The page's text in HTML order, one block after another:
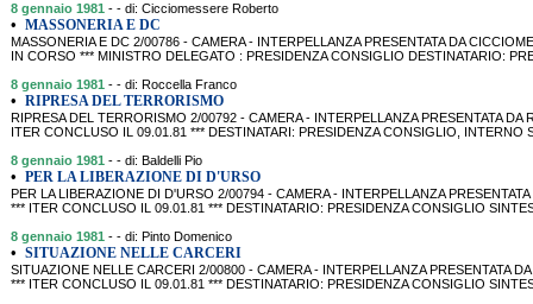
8 gennaio 1981 - - di: Cicciomessere Roberto
• MASSONERIA E DC
MASSONERIA E DC 2/00786 - CAMERA - INTERPELLANZA PRESENTATA DA
IN CORSO *** MINISTRO DELEGATO : PRESIDENZA CONSIGLIO DESTINATARIO:
8 gennaio 1981 - - di: Roccella Franco
• RIPRESA DEL TERRORISMO
RIPRESA DEL TERRORISMO 2/00792 - CAMERA - INTERPELLANZA PRESENTATA
ITER CONCLUSO IL 09.01.81 *** DESTINATARI: PRESIDENZA CONSIGLIO,
8 gennaio 1981 - - di: Baldelli Pio
• PER LA LIBERAZIONE DI D'URSO
PER LA LIBERAZIONE DI D'URSO 2/00794 - CAMERA - INTERPELLANZA
*** ITER CONCLUSO IL 09.01.81 *** DESTINATARIO: PRESIDENZA CONSIGLIO
8 gennaio 1981 - - di: Pinto Domenico
• SITUAZIONE NELLE CARCERI
SITUAZIONE NELLE CARCERI 2/00800 - CAMERA - INTERPELLANZA PRESENTATA
*** ITER CONCLUSO IL 09.01.81 *** DESTINATARIO: PRESIDENZA CONSIGLIO